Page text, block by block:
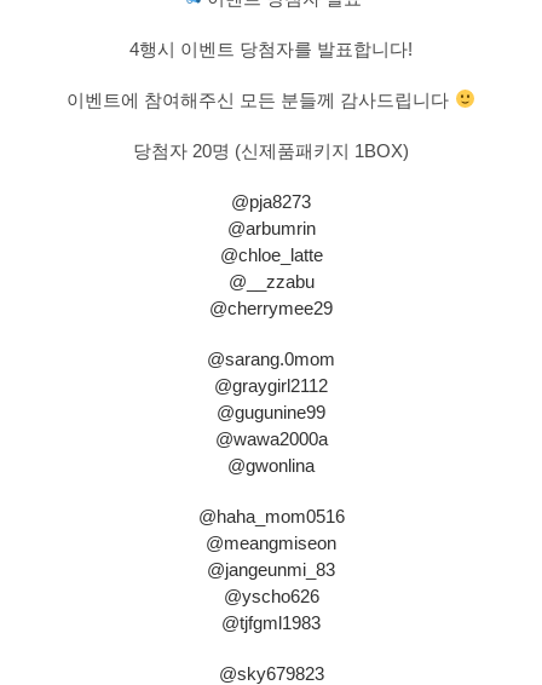
4행시 이벤트 당첨자를 발표합니다!
이벤트에 참여해주신 모든 분들께 감사드립니다
당첨자 20명 (신제품패키지 1BOX)
@pja8273
@arbumrin
@chloe_latte
@__zzabu
@cherrymee29
@sarang.0mom
@graygirl2112
@gugunine99
@wawa2000a
@gwonlina
@haha_mom0516
@meangmiseon
@jangeunmi_83
@yscho626
@tjfgml1983
@sky679823